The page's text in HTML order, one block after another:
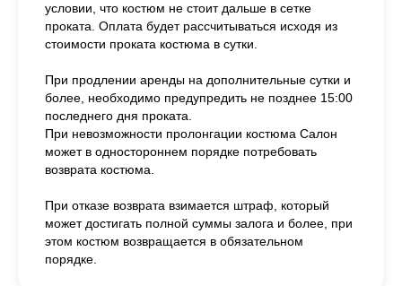
условии, что костюм не стоит дальше в сетке
проката. Оплата будет рассчитываться исходя из
стоимости проката костюма в сутки.
При продлении аренды на дополнительные сутки и
более, необходимо предупредить не позднее 15:00
последнего дня проката.
При невозможности пролонгации костюма Салон
может в одностороннем порядке потребовать
возврата костюма.
При отказе возврата взимается штраф, который
может достигать полной суммы залога и более, при
этом костюм возвращается в обязательном
порядке.